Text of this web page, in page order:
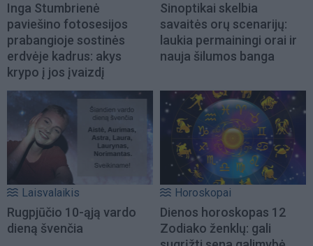
Inga Stumbrienė
paviešino fotosesijos
prabangioje sostinės
erdvėje kadrus: akys
krypo į jos įvaizdį
Sinoptikai skelbia
savaitės orų scenarijų:
laukia permainingi orai ir
nauja šilumos banga
Laisvalaikis
Rugpjūčio 10-ąją vardo
dieną švenčia
Horoskopai
Dienos horoskopas 12
Zodiako ženklų: gali